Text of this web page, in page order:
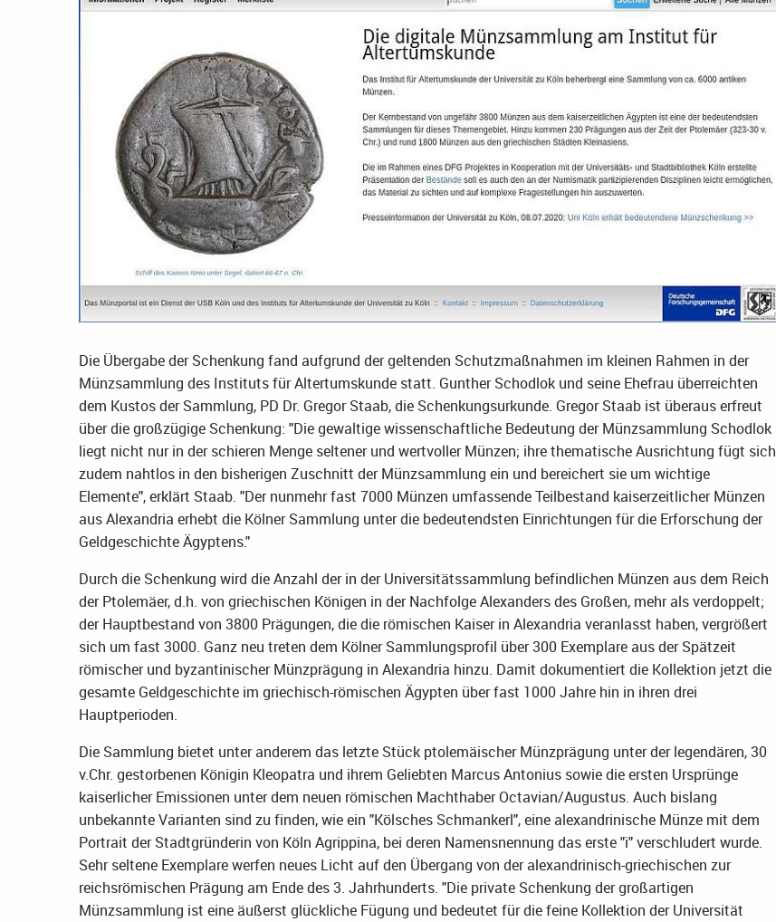
Die Übergabe der Schenkung fand aufgrund der geltenden Schutzmaßnahmen im kleinen Rahmen in der
Münzsammlung des Instituts für Altertumskunde statt. Gunther Schodlok und seine Ehefrau überreichten
dem Kustos der Sammlung, PD Dr. Gregor Staab, die Schenkungsurkunde. Gregor Staab ist überaus erfreut
über die großzügige Schenkung: "Die gewaltige wissenschaftliche Bedeutung der Münzsammlung Schodlok
liegt nicht nur in der schieren Menge seltener und wertvoller Münzen; ihre thematische Ausrichtung fügt sich
zudem nahtlos in den bisherigen Zuschnitt der Münzsammlung ein und bereichert sie um wichtige
Elemente", erklärt Staab. "Der nunmehr fast 7000 Münzen umfassende Teilbestand kaiserzeitlicher Münzen
aus Alexandria erhebt die Kölner Sammlung unter die bedeutendsten Einrichtungen für die Erforschung der
Geldgeschichte Ägyptens."
Durch die Schenkung wird die Anzahl der in der Universitätssammlung befindlichen Münzen aus dem Reich
der Ptolemäer, d.h. von griechischen Königen in der Nachfolge Alexanders des Großen, mehr als verdoppelt;
der Hauptbestand von 3800 Prägungen, die die römischen Kaiser in Alexandria veranlasst haben, vergrößert
sich um fast 3000. Ganz neu treten dem Kölner Sammlungsprofil über 300 Exemplare aus der Spätzeit
römischer und byzantinischer Münzprägung in Alexandria hinzu. Damit dokumentiert die Kollektion jetzt die
gesamte Geldgeschichte im griechisch-römischen Ägypten über fast 1000 Jahre hin in ihren drei
Hauptperioden.
Die Sammlung bietet unter anderem das letzte Stück ptolemäischer Münzprägung unter der legendären, 30
v.Chr. gestorbenen Königin Kleopatra und ihrem Geliebten Marcus Antonius sowie die ersten Ursprünge
kaiserlicher Emissionen unter dem neuen römischen Machthaber Octavian/Augustus. Auch bislang
unbekannte Varianten sind zu finden, wie ein "Kölsches Schmankerl", eine alexandrinische Münze mit dem
Portrait der Stadtgründerin von Köln Agrippina, bei deren Namensnennung das erste "i" verschludert wurde.
Sehr seltene Exemplare werfen neues Licht auf den Übergang von der alexandrinisch-griechischen zur
reichsrömischen Prägung am Ende des 3. Jahrhunderts. "Die private Schenkung der großartigen
Münzsammlung ist eine äußerst glückliche Fügung und bedeutet für die feine Kollektion der Universität